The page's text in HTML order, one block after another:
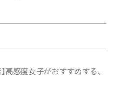
高感度女子がおすすめする、